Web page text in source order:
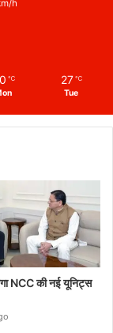
h
℃ 27 ℃
Tue
NCC की नई यूनिट्स